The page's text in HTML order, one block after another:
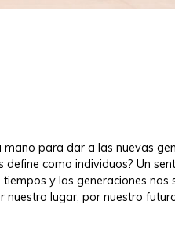
para dar a las nuevas
define como individuos? Un
y las generaciones nos
lugar, por nuestro